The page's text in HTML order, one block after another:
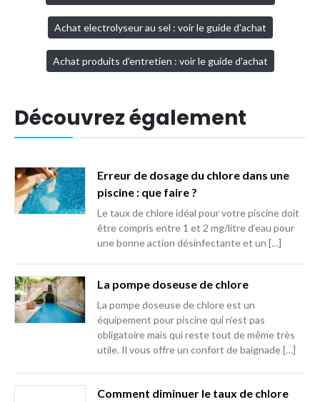
Achat electrolyseur au sel : voir le guide d'achat
Achat produits d'entretien : voir le guide d'achat
Découvrez également
Erreur de dosage du chlore dans une
piscine : que faire ?
Le taux de chlore idéal pour votre piscine doit
être compris entre 1 et 2 mg/litre d’eau pour
une bonne action désinfectante et un […]
La pompe doseuse de chlore
La pompe doseuse de chlore est un
équipement pour piscine qui n’est pas
obligatoire mais qui reste tout de même très
utile. Il vous offre un confort de baignade […]
Comment diminuer le taux de chlore